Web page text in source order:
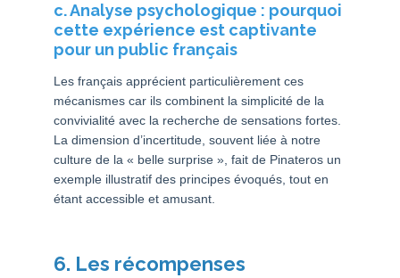
c. Analyse psychologique : pourquoi
cette expérience est captivante
pour un public français
Les français apprécient particulièrement ces
mécanismes car ils combinent la simplicité de la
convivialité avec la recherche de sensations fortes.
La dimension d’incertitude, souvent liée à notre
culture de la « belle surprise », fait de Pinateros un
exemple illustratif des principes évoqués, tout en
étant accessible et amusant.
6. Les récompenses